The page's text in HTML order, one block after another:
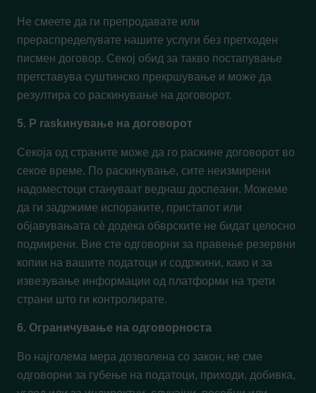
Не смеете да ги препродавате или
прераспределувате нашите услуги без претходен
писмен договор. Секој обид за такво постапување
претставува суштинско прекршување и може да
резултира со раскинување на договорот.
5. Р raskинување на договорот
Секоја од страните може да го раскине договорот во
секое време. По раскинување, сите неизмирени
надоместоци стануваат веднаш доспеани. Можеме
да ги задржиме испораките, пристапот или
објавувањата сè додека обврските не бидат целосно
подмирени. Вие сте одговорни за правење резервни
копии на вашите податоци и содржини, како и за
извезување информации од платформи на трети
страни што ги контролирате.
6. Ограничување на одговорноста
Во најголема мера дозволена со закон, не сме
одговорни за губење на податоци, приходи, добивка,